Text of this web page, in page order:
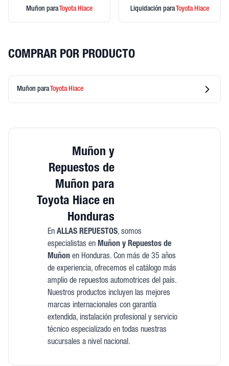
Muñon para ToyotaHiace Liquidación para ToyotaHiace
COMPRAR POR PRODUCTO
Muñon paraToyotaHiace
Muñon y
Repuestos de
Muñon para
Toyota Hiace en
Honduras
En ALLAS REPUESTOS, somos
especialistas en Muñon y Repuestos de
Muñonen Honduras. Con más de 35 años
de experiencia, ofrecemos el catálogo más
amplio de repuestos automotrices del país.
Nuestros productos incluyen las mejores
marcas internacionales con garantía
extendida, instalación profesional y servicio
técnico especializado en todas nuestras
sucursales a nivel nacional.